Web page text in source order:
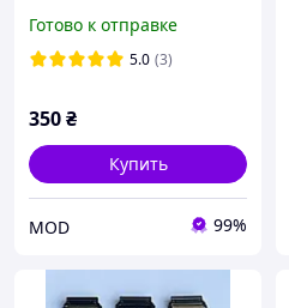
design Vintage gold
Готово к отправке
5.0 (3)
350₴
Купить
MOD 99%